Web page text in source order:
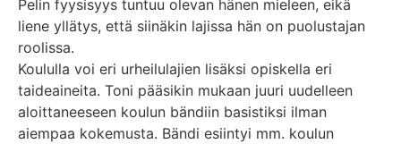
Pelin fyysisyys tuntuu olevan hänen mieleen, eikä
liene yllätys, että siinäkin lajissa hän on puolustajan
roolissa.
Koululla voi eri urheilulajien lisäksi opiskella eri
taideaineita. Toni pääsikin mukaan juuri uudelleen
aloittaneeseen koulun bändiin basistiksi ilman
aiempaa kokemusta. Bändi esiintyi mm. koulun